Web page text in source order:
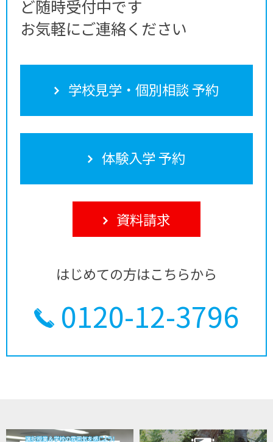
ど随時受付中です
お気軽にご連絡ください
学校見学・個別相談 予約
体験入学 予約
資料請求
はじめての方はこちらから
0120-12-3796